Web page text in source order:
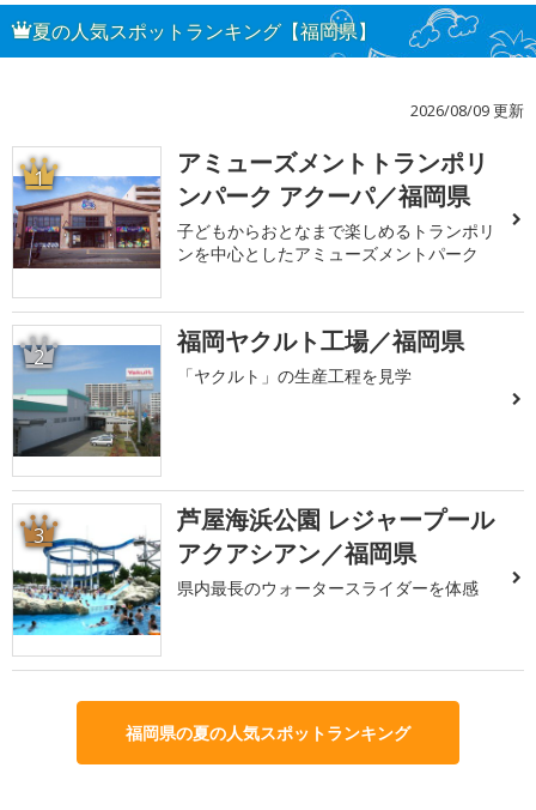
夏の人気スポットランキング【福岡県】
2026/08/09 更新
1
アミューズメントトランポリ
ンパーク アクーパ／福岡県
子どもからおとなまで楽しめるトランポリ
ンを中心としたアミューズメントパーク
2 福岡ヤクルト工場／福岡県
「ヤクルト」の生産工程を見学
3
芦屋海浜公園 レジャープール
アクアシアン／福岡県
県内最長のウォータースライダーを体感
福岡県の夏の人気スポットランキング